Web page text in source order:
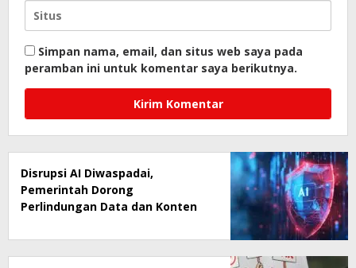
Simpan nama, email, dan situs web saya pada
peramban ini untuk komentar saya berikutnya.
Disrupsi AI Diwaspadai,
Pemerintah Dorong
Perlindungan Data dan Konten